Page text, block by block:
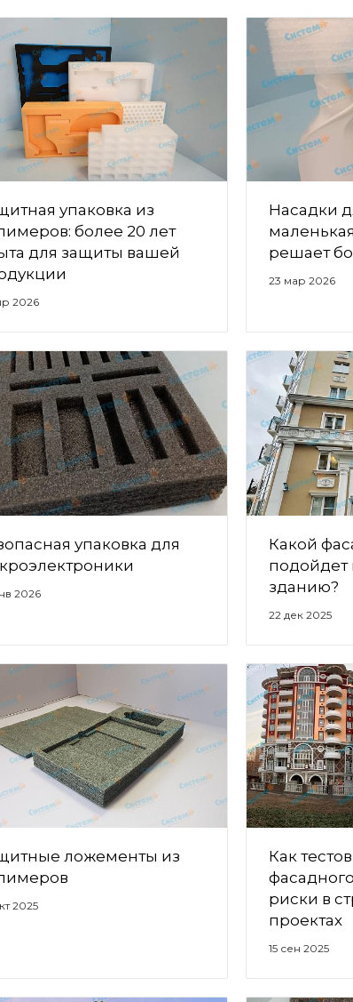
упаковка из
более 20 лет
для защиты вашей
2026
Насадки
решает
23 мар 2026
упаковка для
2026
Какой
зданию?
22 дек 2025
ложементы из
2025
Как
риски в
проектах
15 сен 2025